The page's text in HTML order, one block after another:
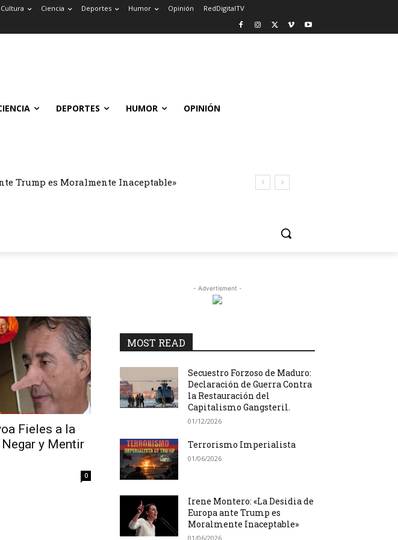
Cultura Ciencia Deportes Humor Opinión RedDigitalTV
DEPORTES HUMOR OPINIÓN
Trump es Moralmente Inaceptable»
Fieles a la
y Mentir
0
- Advertisment -
MOST READ
Secuestro Forzoso de Maduro:
Declaración de Guerra Contra
la Restauración del
Capitalismo Gangsteril.
01/12/2026
Terrorismo Imperialista
01/06/2026
Irene Montero: «La Desidia de
Europa ante Trump es
Moralmente Inaceptable»
01/06/2026